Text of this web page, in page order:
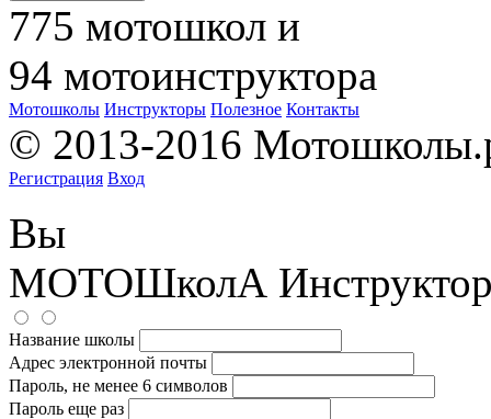
775 мотошкол и
94 мотоинструктора
Мотошколы Инструкторы Полезное Контакты
© 2013-2016
Регистрация Вход
Вы
МОТОШколА
Название школы
Адрес электронной почты
Пароль, не менее 6 символов
Пароль еще раз